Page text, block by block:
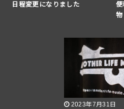
日程変更になりました
便
物
2023年7月31日